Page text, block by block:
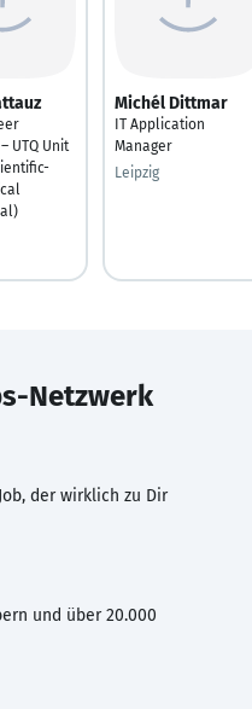
– UTQ Unit
Michél Dittmar
IT Application
Manager
Leipzig
Netzwerk
der wirklich zu Dir
und über 20.000